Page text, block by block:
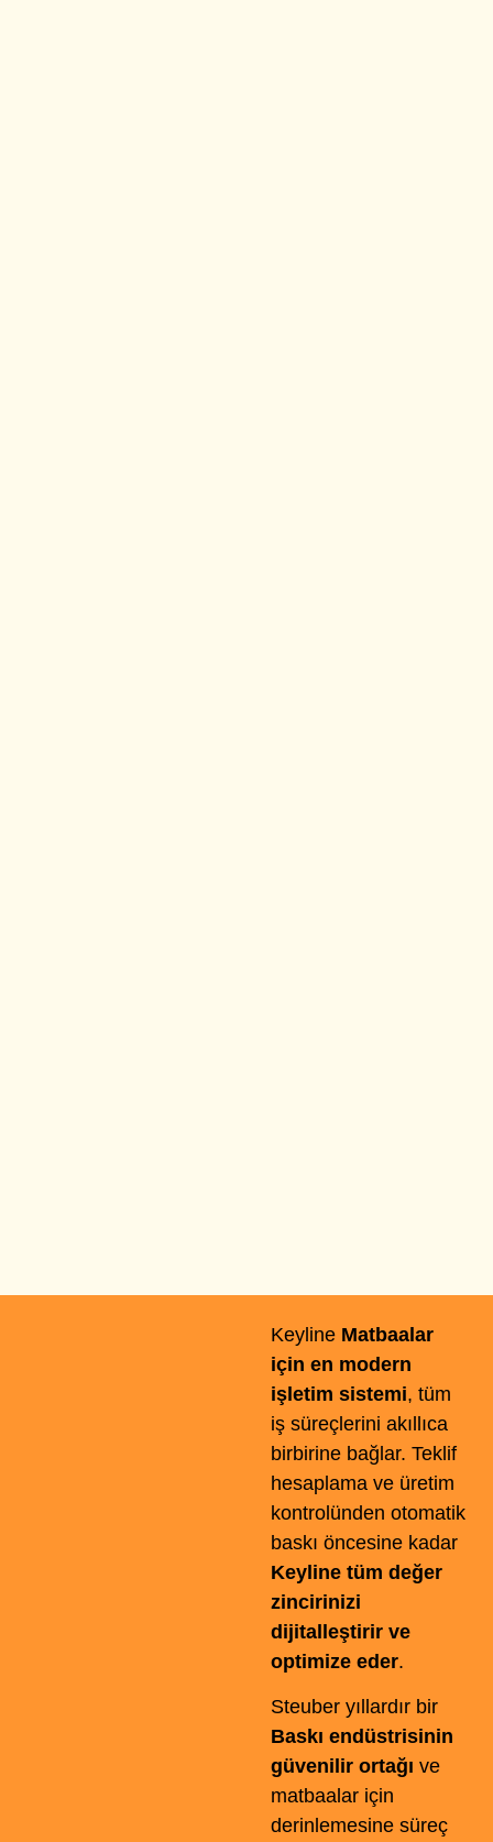
Keyline Matbaalar
için en modern
işletim sistemi, tüm
iş süreçlerini akıllıca
birbirine bağlar. Teklif
hesaplama ve üretim
kontrolünden otomatik
baskı öncesine kadar
Keyline tüm değer
zincirinizi
dijitalleştirir ve
optimize eder.
Steuber yıllardır bir
Baskı endüstrisinin
güvenilir ortağı ve
matbaalar için
derinlemesine süreç